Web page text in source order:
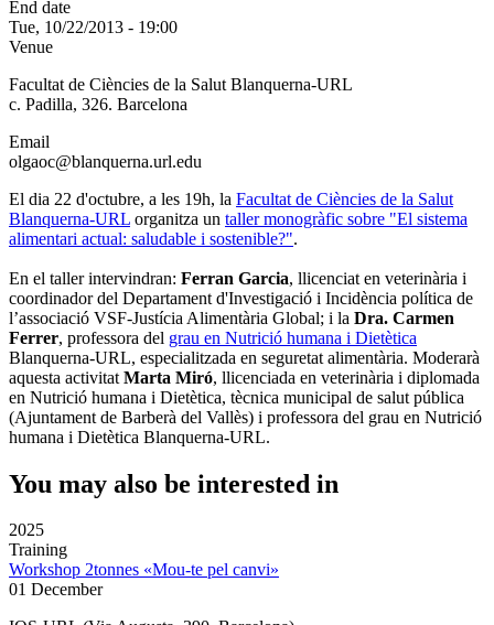
End date
Tue, 10/22/2013 - 19:00
Venue
Facultat de Ciències de la Salut Blanquerna-URL
c. Padilla, 326. Barcelona
Email
olgaoc@blanquerna.url.edu
El dia 22 d'octubre, a les 19h, la Facultat de Ciències de la Salut
Blanquerna-URL organitza un taller monogràfic sobre "El sistema
alimentari actual: saludable i sostenible?".
En el taller intervindran: Ferran Garcia, llicenciat en veterinària i
coordinador del Departament d'Investigació i Incidència política de
l’associació VSF-Justícia Alimentària Global; i la Dra. Carmen
Ferrer, professora del grau en Nutrició humana i Dietètica
Blanquerna-URL, especialitzada en seguretat alimentària. Moderarà
aquesta activitat Marta Miró, llicenciada en veterinària i diplomada
en Nutrició humana i Dietètica, tècnica municipal de salut pública
(Ajuntament de Barberà del Vallès) i professora del grau en Nutrició
humana i Dietètica Blanquerna-URL.
You may also be interested in
2025
Training
Workshop 2tonnes «Mou-te pel canvi»
01 December